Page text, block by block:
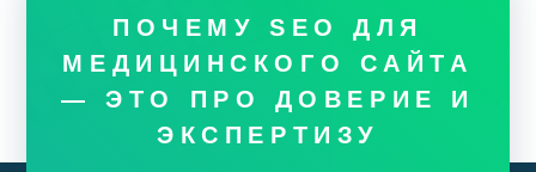
ПОЧЕМУ SEO ДЛЯ
МЕДИЦИНСКОГО САЙТА
— ЭТО ПРО ДОВЕРИЕ И
ЭКСПЕРТИЗУ